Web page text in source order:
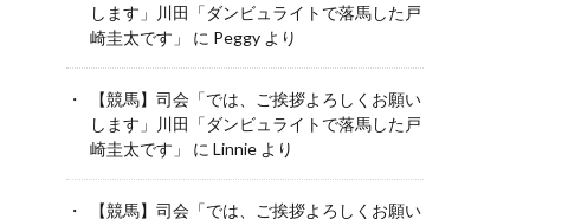
します」川田「ダンビュライトで落馬した戸
崎圭太です」
に Peggyより
【競馬】司会「では、ご挨拶よろしくお願い
します」川田「ダンビュライトで落馬した戸
崎圭太です」
に Linnieより
【競馬】司会「では、ご挨拶よろしくお願い